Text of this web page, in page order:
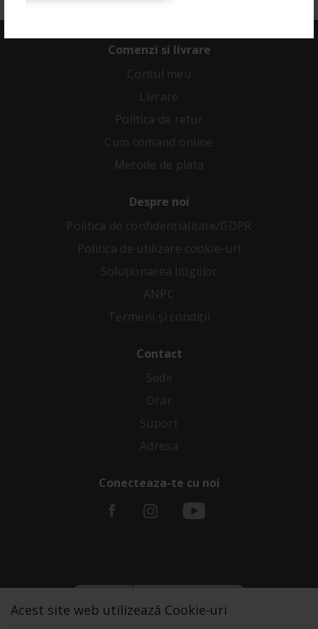
Comenzi si livrare
Contul meu
Livrare
Politica de retur
Cum comand online
Metode de plata
Despre noi
Politica de confidenţialitate/GDPR
Politica de utilizare cookie-uri
Soluționarea litigiilor
ANPC
Termeni și condiții
Contact
Sedii
Orar
Suport
Adresa
Conecteaza-te cu noi
Acest site web utilizează Cookie-uri